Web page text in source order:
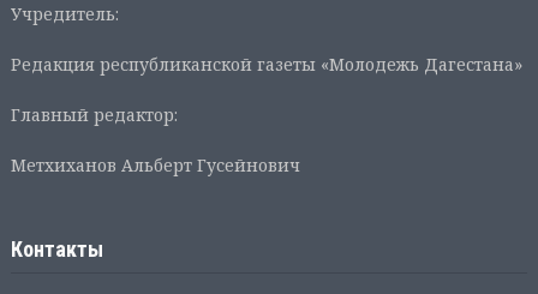
Учредитель:
Редакция республиканской газеты «Молодежь Дагестана»
Главный редактор:
Метхиханов Альберт Гусейнович
Контакты